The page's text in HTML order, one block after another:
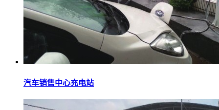
汽车销售中心充电站